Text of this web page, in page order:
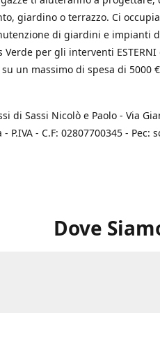
giardino o terrazzo. Ci
di giardini e impianti
Verde per gli interventi
un massimo di spesa di 5000
di Sassi Nicolò e Paolo - Via
P.IVA - C.F: 02807700345 -
Dove